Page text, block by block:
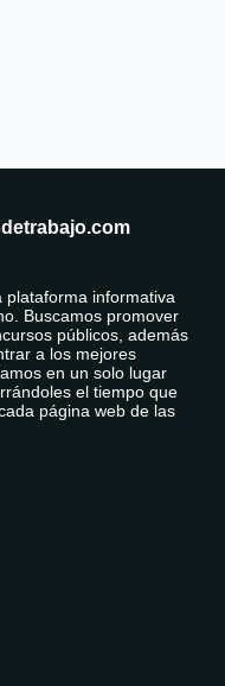
plataforma informativa
Buscamos promover
públicos, además
a los mejores
en un solo lugar
el tiempo que
página web de las